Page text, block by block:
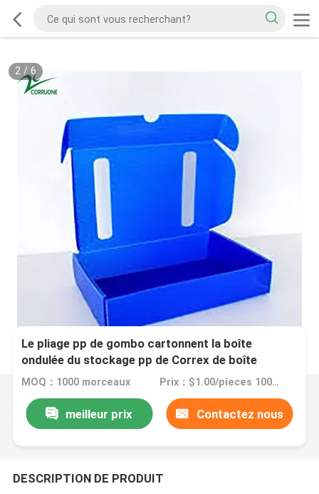
2/ 6
Le pliage pp de gombo cartonnent la boîte
ondulée du stockage pp de Correx de boîte
MOQ：1000 morceaux Prix：$1.00/pieces 1000-1999 pieces
meilleur prix Contactez nous
DESCRIPTION DE PRODUIT